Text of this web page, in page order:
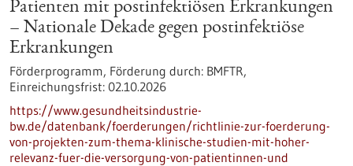
Patienten mit postinfektiösen Erkrankungen
– Nationale Dekade gegen postinfektiöse
Erkrankungen
Förderprogramm, Förderung durch: BMFTR,
Einreichungsfrist: 02.10.2026
https://www.gesundheitsindustrie-
bw.de/datenbank/foerderungen/richtlinie-zur-foerderung-
von-projekten-zum-thema-klinische-studien-mit-hoher-
relevanz-fuer-die-versorgung-von-patientinnen-und